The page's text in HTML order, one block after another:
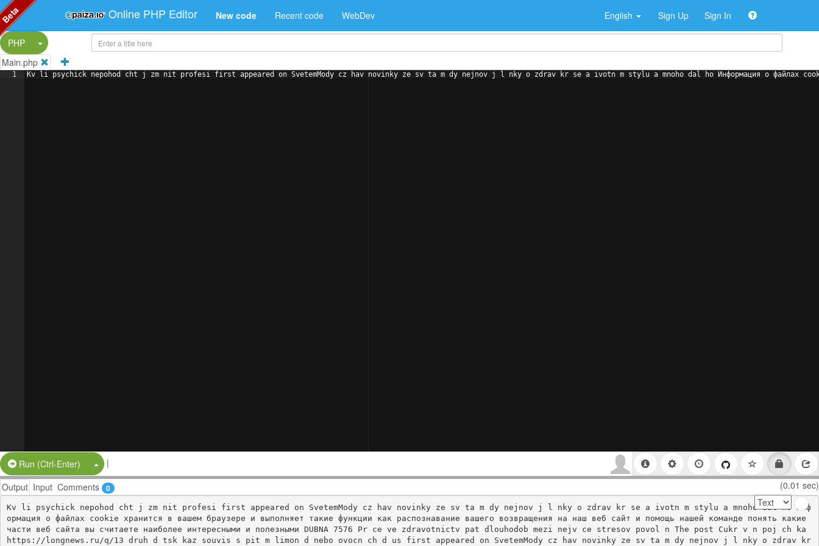
Online PHP Editor New code Recent code WebDev English Sign Up Sign In
PHP
Split Button!
Main.php
1 Kv li psychick nepohod cht j zm nit profesi first appeared on SvetemMody cz hav novinky ze sv ta m dy nejnov j l nky o zdrav kr se a ivotn m stylu a mnoho dal ho Информация о файлах
Run (Ctrl-Enter) Split Button!
|
Output Input Comments 0 (0.01 sec)
Kv li psychick nepohod cht j zm nit profesi first appeared on SvetemMody cz hav novinky ze sv ta m dy nejnov j l nky o zdrav kr se a ivotn m stylu a mnoho dal ho Инф
ормация о файлах cookie хранится в вашем браузере и выполняет такие функции как распознавание вашего возвращения на наш веб сайт и помощь нашей команде понять какие
части веб сайта вы считаете наиболее интересными и полезными DUBNA 7576 Pr ce ve zdravotnictv pat dlouhodob mezi nejv ce stresov povol n The post Cukr v n poj ch ka
https://longnews.ru/q/13 druh d tsk kaz souvis s pit m limon d nebo ovocn ch d us first appeared on SvetemMody cz hav novinky ze sv ta m dy nejnov j l nky o zdrav kr